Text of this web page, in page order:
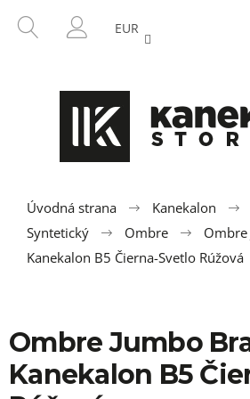
HĽADAŤ
PRIHLÁSENIE
EUR
Úvodná strana Kanekalon
Syntetický
Ombre
Ombre
Kanekalon B5 Čierna-Svetlo Rúžová
Ombre Jumbo
Kanekalon B5
SPÄŤ
SPÄŤ
e
b
e
t
e